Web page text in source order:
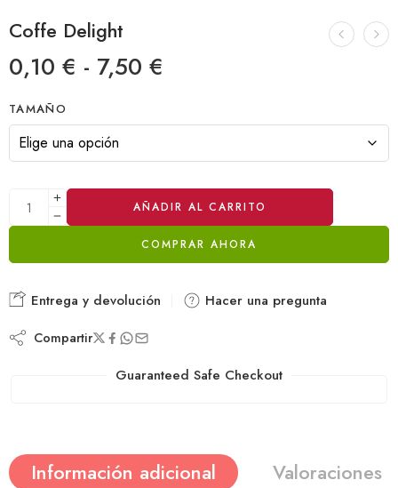
Coffe Delight
0,10 € - 7,50 €
TAMAÑO
AÑADIR AL CARRITO
COMPRAR AHORA
Entrega y devolución Hacer una pregunta
Compartir
Guaranteed Safe Checkout
Información adicional Valoraciones